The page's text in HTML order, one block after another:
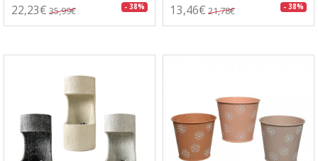
22,23€ 35,99€ - 38% 13,46€ 21,78€ - 38%